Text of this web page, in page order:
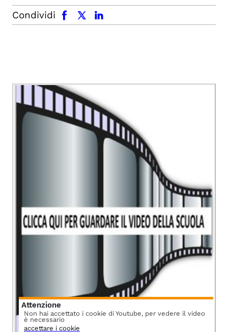
Condividi
facebook x.com linkedin
Attenzione
Non hai accettato i cookie di Youtube, per vedere il video
è necessario
accettare i cookie